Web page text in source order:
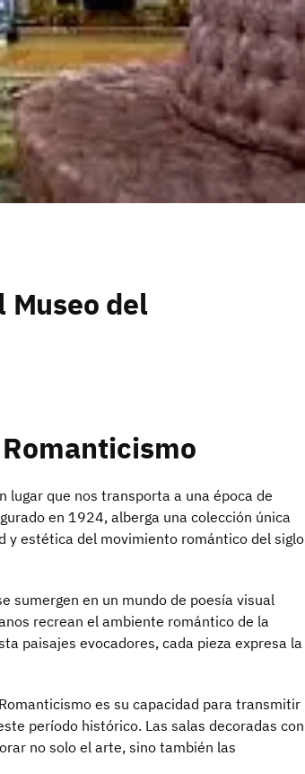
Museo del
lugar que nos transporta a una época de
en 1924, alberga una colección única
y estética del movimiento romántico del siglo
sumergen en un mundo de poesía visual
recrean el ambiente romántico de la
paisajes evocadores, cada pieza expresa la
es su capacidad para transmitir
período histórico. Las salas decoradas con
no solo el arte, sino también las